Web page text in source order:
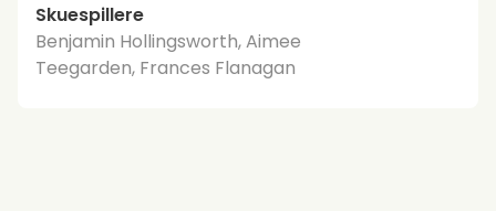
Skuespillere
Benjamin Hollingsworth, Aimee
Teegarden, Frances Flanagan